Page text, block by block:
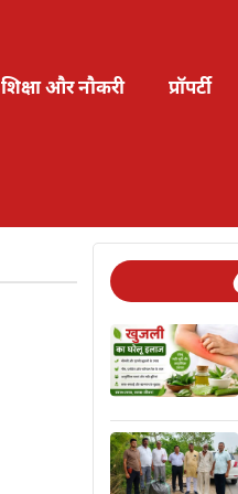
शिक्षा और नौकरी प्रॉपर्टी